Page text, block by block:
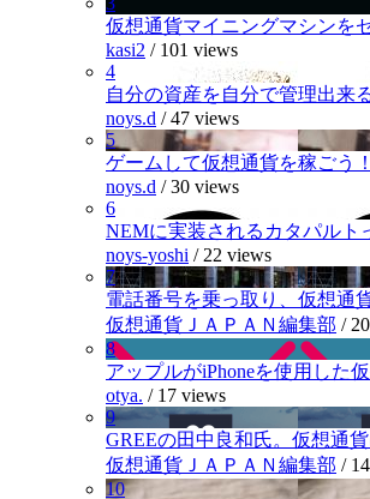
仮想通貨マイニングマシンを
kasi2 / 101 views
4
自分の資産を自分で管理出来
noys.d /47 views
5
ゲームして仮想通貨を稼ごう
noys.d /30 views
6
NEMに実装されるカタパルト
noys-yoshi / 22 views
7
電話番号を乗っ取り、仮想通
仮想通貨ＪＡＰＡＮ編集部 /
8
アップルがiPhoneを使用した
otya. / 17 views
9
GREEの田中良和氏。仮想通
仮想通貨ＪＡＰＡＮ編集部 /
10